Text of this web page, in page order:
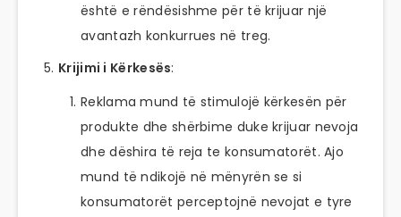
është e rëndësishme për të krijuar një
avantazh konkurrues në treg.
Krijimi i Kërkesës:
Reklama mund të stimulojë kërkesën për
produkte dhe shërbime duke krijuar nevoja
dhe dëshira të reja te konsumatorët. Ajo
mund të ndikojë në mënyrën se si
konsumatorët perceptojnë nevojat e tyre